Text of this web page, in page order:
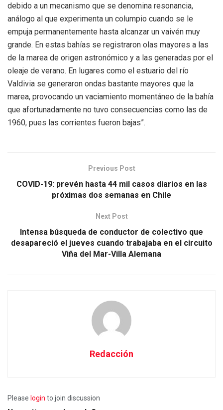
debido a un mecanismo que se denomina resonancia,
análogo al que experimenta un columpio cuando se le
empuja permanentemente hasta alcanzar un vaivén muy
grande. En estas bahías se registraron olas mayores a las
de la marea de origen astronómico y a las generadas por el
oleaje de verano. En lugares como el estuario del río
Valdivia se generaron ondas bastante mayores que la
marea, provocando un vaciamiento momentáneo de la bahía
que afortunadamente no tuvo consecuencias como las de
1960, pues las corrientes fueron bajas”.
Previous Post
COVID-19: prevén hasta 44 mil casos diarios en las
próximas dos semanas en Chile
Next Post
Intensa búsqueda de conductor de colectivo que
desapareció el jueves cuando trabajaba en el circuito
Viña del Mar-Villa Alemana
Redacción
Please login to join discussion